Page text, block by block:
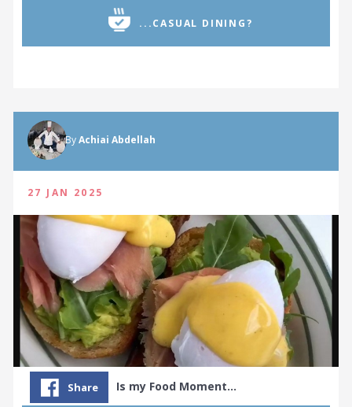
...CASUAL DINING?
ByAchiai Abdellah
27 JAN 2025
Share Is my Food Moment…